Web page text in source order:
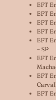
EFT
EFT
EFT
EFT
EFT
– SP
EFT
EFT
EFT